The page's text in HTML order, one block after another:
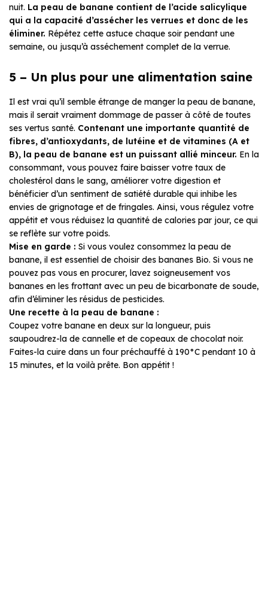
nuit. La peau de banane contient de l’acide salicylique
qui a la capacité d’assécher les verrues et donc de les
éliminer. Répétez cette astuce chaque soir pendant une
semaine, ou jusqu’à asséchement complet de la verrue.
5 – Un plus pour une alimentation saine
Il est vrai qu’il semble étrange de manger la peau de banane,
mais il serait vraiment dommage de passer à côté de toutes
ses vertus santé. Contenant une importante quantité de
fibres, d’antioxydants, de lutéine et de vitamines (A et
B), la peau de banane est un puissant allié minceur. En la
consommant, vous pouvez faire baisser votre taux de
cholestérol dans le sang, améliorer votre digestion et
bénéficier d’un sentiment de satiété durable qui inhibe les
envies de grignotage et de fringales. Ainsi, vous régulez votre
appétit et vous réduisez la quantité de calories par jour, ce qui
se reflète sur votre poids.
Mise en garde : Si vous voulez consommez la peau de
banane, il est essentiel de choisir des bananes Bio. Si vous ne
pouvez pas vous en procurer, lavez soigneusement vos
bananes en les frottant avec un peu de bicarbonate de soude,
afin d’éliminer les résidus de pesticides.
Une recette à la peau de banane :
Coupez votre banane en deux sur la longueur, puis
saupoudrez-la de cannelle et de copeaux de chocolat noir.
Faites-la cuire dans un four préchauffé à 190°C pendant 10 à
15 minutes, et la voilà prête. Bon appétit !